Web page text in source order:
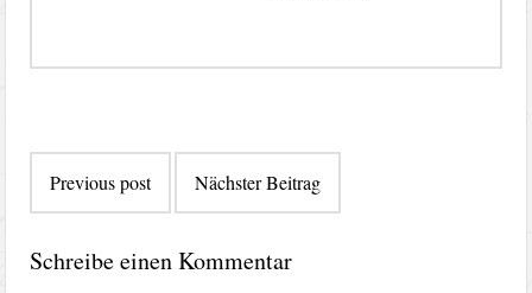
Previous post Nächster Beitrag
Schreibe einen Kommentar